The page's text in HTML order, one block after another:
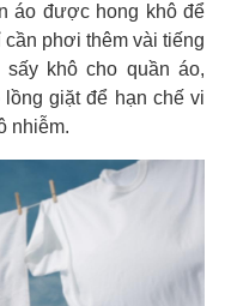
áo được hong khô để
phơi thêm vài tiếng
khô cho quần áo,
giặt để hạn chế vi
nhiễm.